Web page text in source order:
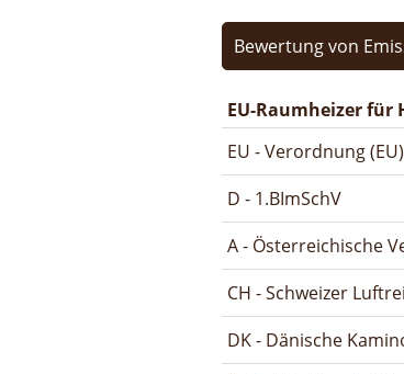
Bewertung von
EU-Raumheizer für
EU - Verordnung
D - 1.BImSchV
A - Österreichische
CH - Schweizer
DK - Dänische